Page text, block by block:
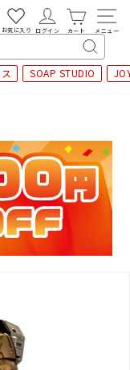
キ
ー
検
索
SOAP STUDIO
お気に入り ログイン カート メニュー